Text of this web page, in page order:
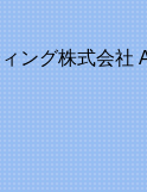
ング株式会社